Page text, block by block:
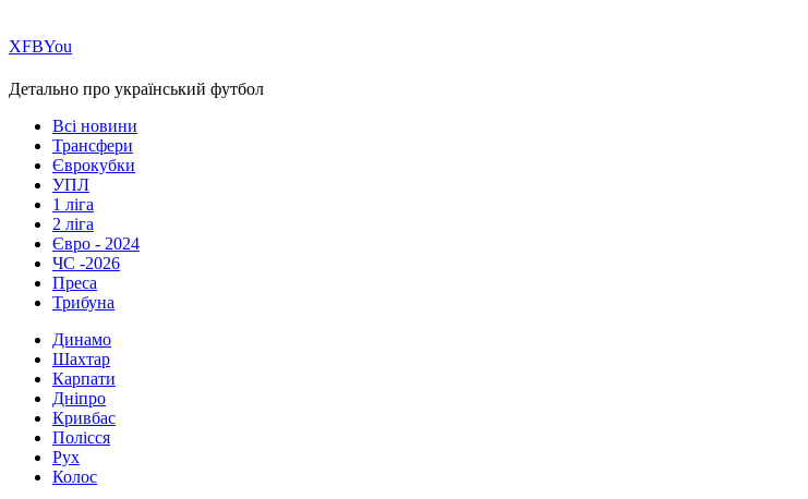
ХFBYou
Детально про український футбол
Всі новини
Трансфери
Єврокубки
УПЛ
1 ліга
2 ліга
Євро - 2024
ЧС -2026
Преса
Трибуна
Динамо
Шахтар
Карпати
Дніпро
Кривбас
Полісся
Рух
Колос